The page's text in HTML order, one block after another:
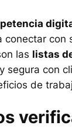
con
las listas
segura con
de